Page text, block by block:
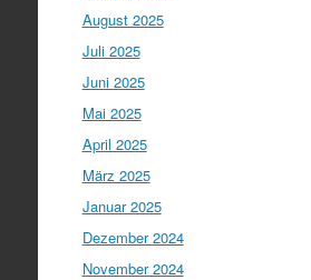
August 2025
Juli 2025
Juni 2025
Mai 2025
April 2025
März 2025
Januar 2025
Dezember 2024
November 2024